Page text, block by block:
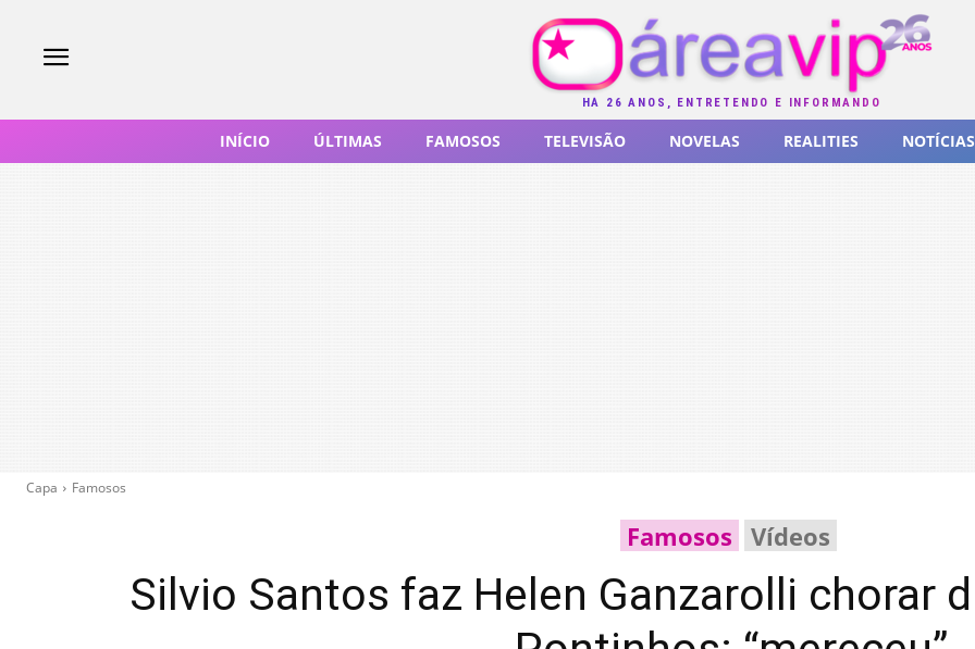
HÁ 26 ANOS, ENTRETENDO E INFORMANDO
INÍCIO ÚLTIMAS FAMOSOS TELEVISÃO NOVELAS REALITIES NOTÍCIAS
Capa Famosos
Famosos Vídeos
Silvio Santos faz Helen Ganzarolli chorar